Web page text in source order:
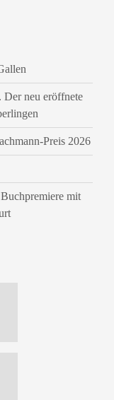
Der neu eröffnete
Preis 2026
mit